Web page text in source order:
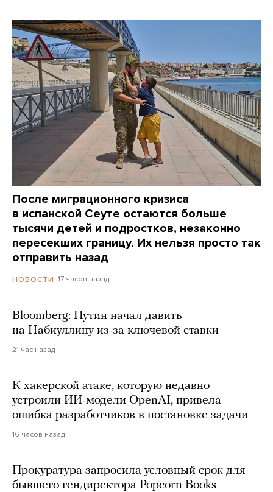
После миграционного кризиса
в испанской Сеуте остаются больше
тысячи детей и подростков, незаконно
пересекших границу. Их нельзя просто так
отправить назад
НОВОСТИ 17 часов назад
Bloomberg: Путин начал давить
на Набиуллину из-за ключевой ставки
21 час назад
К хакерской атаке, которую недавно
устроили ИИ-модели OpenAI, привела
ошибка разработчиков в постановке задачи
16 часов назад
Прокуратура запросила условный срок для
бывшего гендиректора Popcorn Books